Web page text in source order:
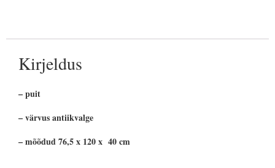
Kirjeldus
– puit
– värvus antiikvalge
– mõõdud 76,5 x 120 x 40 cm